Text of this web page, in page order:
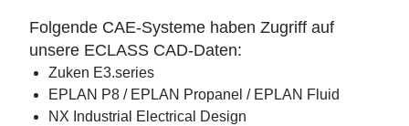
Folgende CAE-Systeme haben Zugriff auf
unsere ECLASS CAD-Daten:
Zuken E3.series
EPLAN P8 / EPLAN Propanel / EPLAN Fluid
NX Industrial Electrical Design